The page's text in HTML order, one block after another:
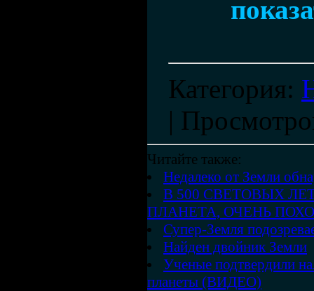
Категория:
|
Читайте также:
Недалеко от Земли
В 500 СВЕТОВЫХ
ПЛАНЕТА, ОЧЕНЬ
Супер-Земля
Найден двойник Земли
Ученые подтвердили
планеты (ВИДЕО)